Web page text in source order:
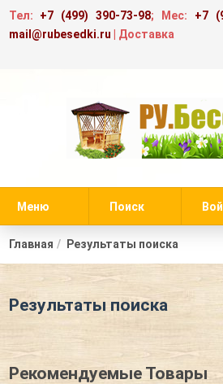
Тел: +7 (499) 390-73-98; Мес: +7
mail@rubesedki.ru
Доставка
Меню Поиск
Главная Результаты поиска
Результаты поиска
Рекомендуемые Товары